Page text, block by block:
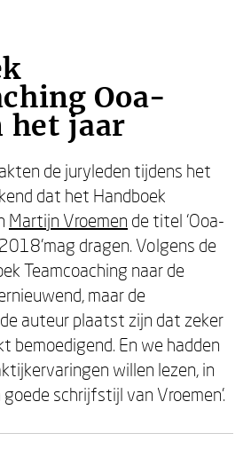
Ooa-
het jaar
de juryleden tijdens het
dat het Handboek
Martijn Vroemen de titel ‘Ooa-
dragen. Volgens de
Teamcoaching naar de
maar de
auteur plaatst zijn dat zeker
bemoedigend. En we hadden
willen lezen, in
schrijfstijl van Vroemen’.